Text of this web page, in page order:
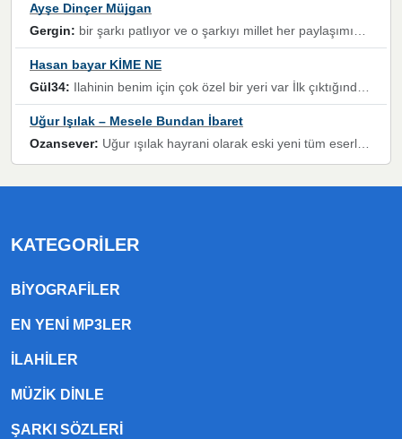
Ayşe Dinçer Müjgan
Gergin: bir şarkı patlıyor ve o şarkıyı millet her paylaşımın altına koyuyor ve öyle bir durum hal alıyor ki şarkıyı dinlemeden şarkıdan bikıyorsun Ama bu enteresan bir şekilde dillere dolanıyor millet olarak seviyoruz dertlerle boğuşurken bir yandan da göbek atmayi))) diyeceklerim bu kadar güzel hoş bir sayfa emeğinize sağlık arkadaşlar kolay gelsin
Hasan bayar KİME NE
Gül34: Ilahinin benim için çok özel bir yeri var İlk çıktığında komşum ne kadar yüksek sesle dinliyorsa orada duymuştum ve YouTube'dan aratıp Bu ilahiyi bulmuştum ve sonra müdavimi oldum günlük Ben de 3-5 kere dinleyip ezberleyip artık ilahiye bende eşlik ediyorum yüksek sesle Allah razı olsun hizmet nimettir Rabbim sizin zahmetlerinize de hayırlı nimetler versin Selam ve dua ile Allah'a emanet olun
Uğur Işılak – Mesele Bundan İbaret
Ozansever: Uğur ışılak hayrani olarak eski yeni tüm eserlerini keyifle huzurla dinleyenlerden birisiyim, emeğine saygı duyan gönül veren bunu en güzel şekilde sevenlerine ulaştıran siz değerli sayfa yöneticilerine de teşekkür ederim
KATEGORILER
BIYOGRAFILER
EN YENI MP3LER
ILAHILER
MÜZIK DINLE
ŞARKI SÖZLERI